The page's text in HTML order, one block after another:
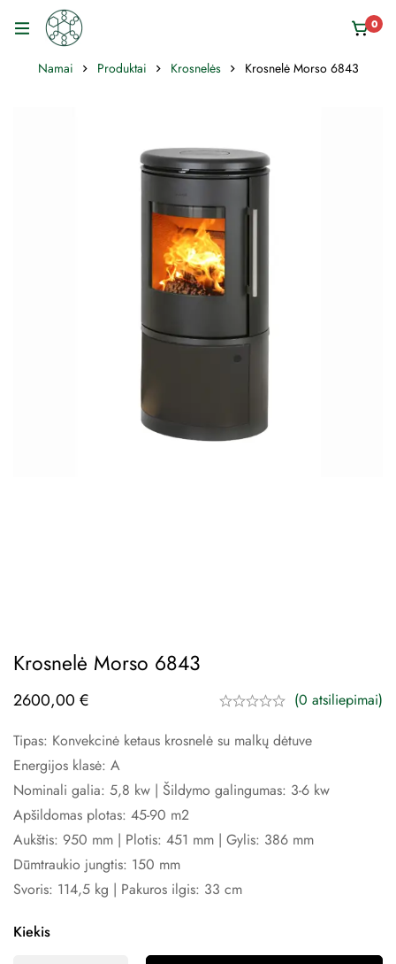
0
Namai Produktai Krosnelės Krosnelė Morso 6843
Krosnelė Morso 6843
2600,00 €
(0 atsiliepimai)
Tipas: Konvekcinė ketaus krosnelė su malkų dėtuve
Energijos klasė: A
Nominali galia: 5,8 kw | Šildymo galingumas: 3-6 kw
Apšildomas plotas: 45-90 m2
Aukštis: 950 mm | Plotis: 451 mm | Gylis: 386 mm
Dūmtraukio jungtis: 150 mm
Svoris: 114,5 kg | Pakuros ilgis: 33 cm
Kiekis